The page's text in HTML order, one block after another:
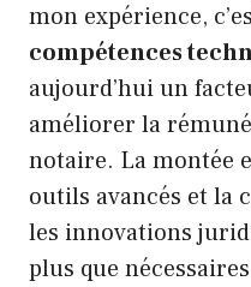
mon expérience,
compétences
aujourd’hui un
améliorer la
notaire. La montée
outils avancés et la
les innovations
plus que